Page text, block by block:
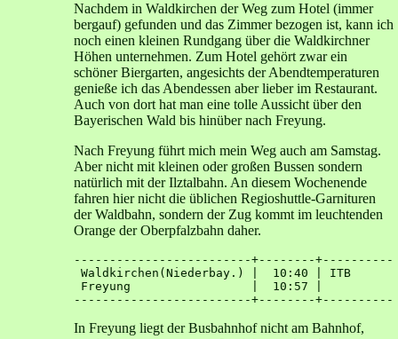
Nachdem in Waldkirchen der Weg zum Hotel (immer
bergauf) gefunden und das Zimmer bezogen ist, kann ich
noch einen kleinen Rundgang über die Waldkirchner
Höhen unternehmen. Zum Hotel gehört zwar ein
schöner Biergarten, angesichts der Abendtemperaturen
genieße ich das Abendessen aber lieber im Restaurant.
Auch von dort hat man eine tolle Aussicht über den
Bayerischen Wald bis hinüber nach Freyung.
Nach Freyung führt mich mein Weg auch am Samstag.
Aber nicht mit kleinen oder großen Bussen sondern
natürlich mit der Ilztalbahn. An diesem Wochenende
fahren hier nicht die üblichen Regioshuttle-Garnituren
der Waldbahn, sondern der Zug kommt im leuchtenden
Orange der Oberpfalzbahn daher.
-------------------------+--------+----------
Waldkirchen(Niederbay.) |  10:40 | ITB
Freyung                 |  10:57 |
In Freyung liegt der Busbahnhof nicht am Bahnhof,